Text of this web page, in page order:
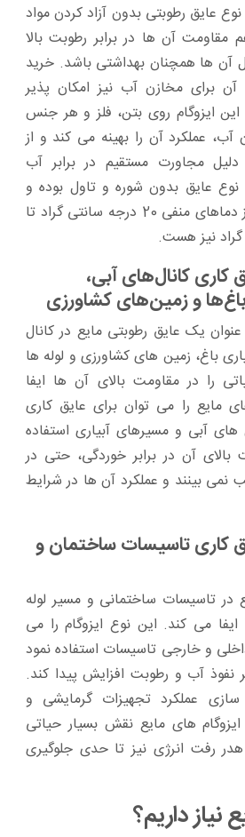
عایق رطوبتی بدون آزاد کردن مواد
مقاومت آن‌ ها در برابر رطوبت بالا
آن‌ ها همچنان بهداشتی باشد. خرید
آن برای مخازن آب نیز امکان پذیر
ایزوگام روی بتن، فلز و هر جنس
آب، عملکرد آن را بهینه می‌ کند و از
مجاورت مستقیم در برابر آب
عایق بدون شوره و تاول بوده و
قادر به تحمل حرارت از دماهای منفی 20 درجه سانتی گراد تا
کاری کانال‌های آبی،
و زمین‌های کشاورزی
عنوان یک عایق رطوبتی مایع در کانال‌
باغ، زمین‌ های کشاورزی و لوله‌ ها
را در مقاومت بالای آن‌ ها ایفا
مایع را می‌ توان برای عایق کاری
آبی و مسیرهای آبیاری استفاده
بالای آن در برابر خوردگی، حتی در
بینند و عملکرد آن‌ ها در شرایط
کاری تاسیسات ساختمان و
در تاسیسات ساختمانی و مسیر لوله‌
می‌ کند. این نوع ایزوگام را می‌
و خارجی تاسیسات استفاده نمود
نفوذ آب و رطوبت افزایش پیدا کند.
سازی عملکرد تجهیزات گرمایشی و
های مایع نقش بسیار حیاتی
رفت انرژی نیز تا حدی جلوگیری
نیاز داریم؟